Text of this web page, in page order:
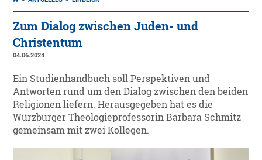
Zum Dialog zwischen Juden- und
Christentum
04.06.2024
Ein Studienhandbuch soll Perspektiven und
Antworten rund um den Dialog zwischen den beiden
Religionen liefern. Herausgegeben hat es die
Würzburger Theologieprofessorin Barbara Schmitz
gemeinsam mit zwei Kollegen.